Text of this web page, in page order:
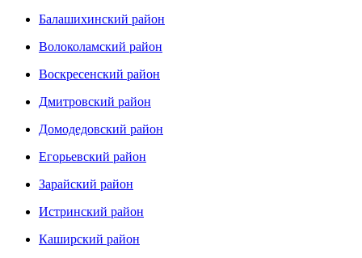
Балашихинский район
Волоколамский район
Воскресенский район
Дмитровский район
Домодедовский район
Егорьевский район
Зарайский район
Истринский район
Каширский район